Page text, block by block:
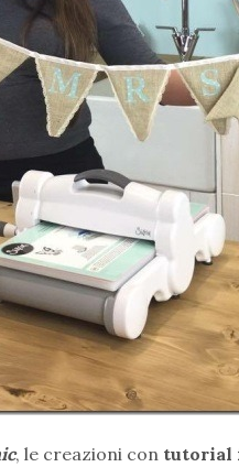
, le creazioni con tutorial